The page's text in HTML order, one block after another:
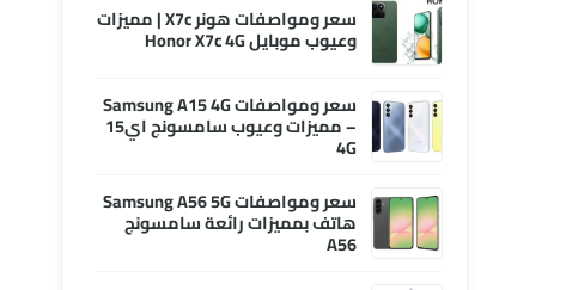
سعر ومواصفات هونر X7c | مميزات
وعيوب موبايل Honor X7c 4G
سعر ومواصفات Samsung A15 4G
– مميزات وعيوب سامسونج اي15
4G
سعر ومواصفات Samsung A56 5G
هاتف بمميزات رائعة سامسونج
A56